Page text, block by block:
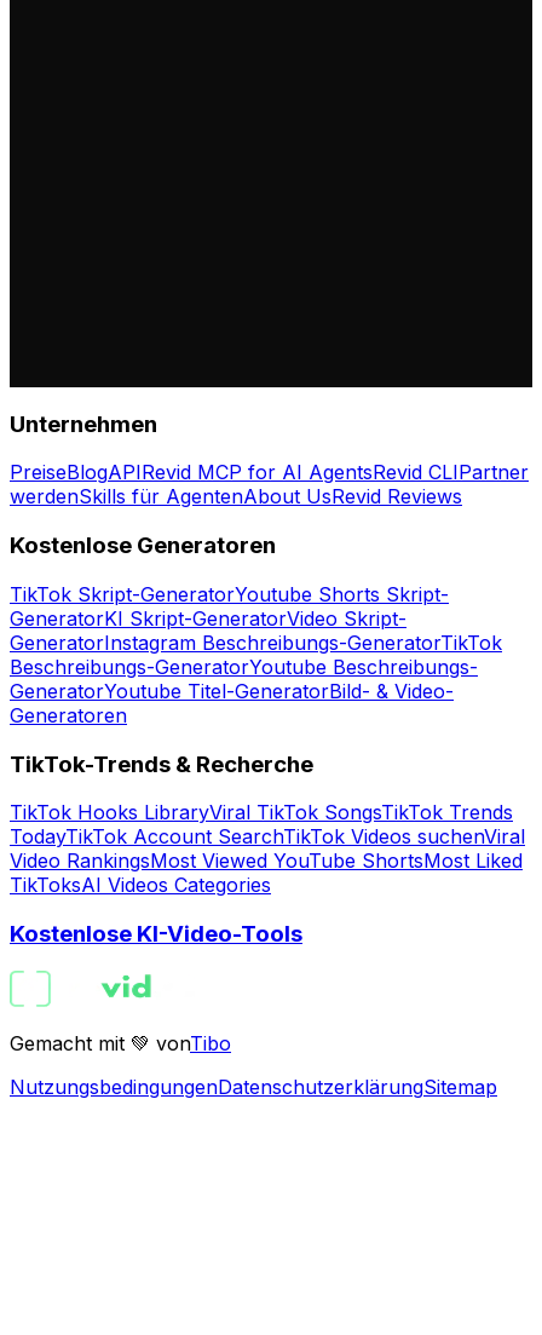
Unternehmen
PreiseBlogAPIRevid MCP for AI AgentsRevid CLIPartner
werdenSkills für AgentenAbout UsRevid Reviews
Kostenlose Generatoren
TikTok Skript-GeneratorYoutube Shorts Skript-
GeneratorKI Skript-GeneratorVideo Skript-
GeneratorInstagram Beschreibungs-GeneratorTikTok
Beschreibungs-GeneratorYoutube Beschreibungs-
GeneratorYoutube Titel-GeneratorBild- & Video-
Generatoren
TikTok-Trends & Recherche
TikTok Hooks LibraryViral TikTok SongsTikTok Trends
TodayTikTok Account SearchTikTok Videos suchenViral
Video RankingsMost Viewed YouTube ShortsMost Liked
TikToksAI Videos Categories
Kostenlose KI-Video-Tools
Gemacht mit 💚 vonTibo
NutzungsbedingungenDatenschutzerklärungSitemap